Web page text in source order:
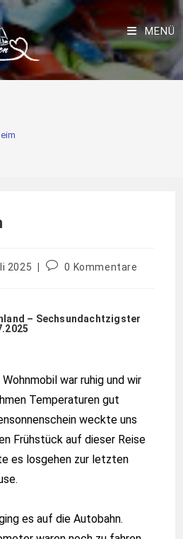
MENÜ
2025 0 Kommentare
– Sechsundachtzigster
war ruhig und wir
Temperaturen gut
weckte uns
Frühstück auf dieser Reise
es losgehen zur letzten
es auf die Autobahn.